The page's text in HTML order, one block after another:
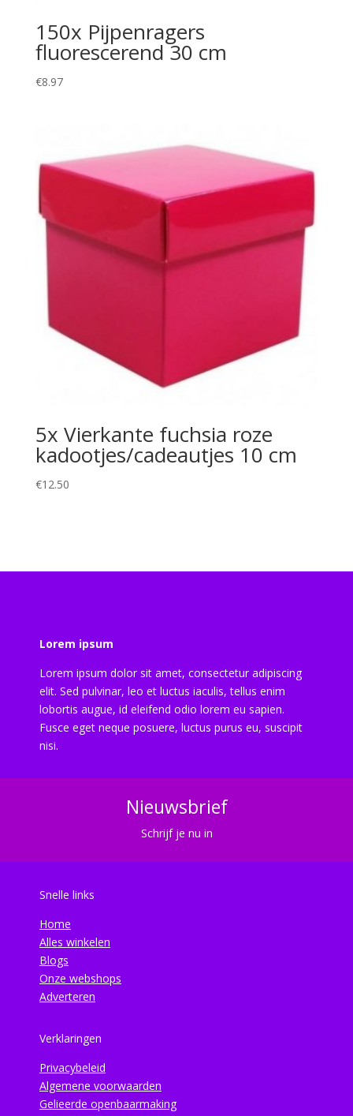
150x Pijpenragers
fluorescerend 30 cm
€8.97
5x Vierkante fuchsia roze
kadootjes/cadeautjes 10 cm
€12.50
Lorem ipsum
Lorem ipsum dolor sit amet, consectetur adipiscing
elit. Sed pulvinar, leo et luctus iaculis, tellus enim
lobortis augue, id eleifend odio lorem eu sapien.
Fusce eget neque posuere, luctus purus eu, suscipit
nisi.
Nieuwsbrief
Schrijf je nu in
Snelle links
Home
Alles winkelen
Blogs
Onze webshops
Adverteren
Verklaringen
Privacybeleid
Algemene voorwaarden
Gelieerde openbaarmaking